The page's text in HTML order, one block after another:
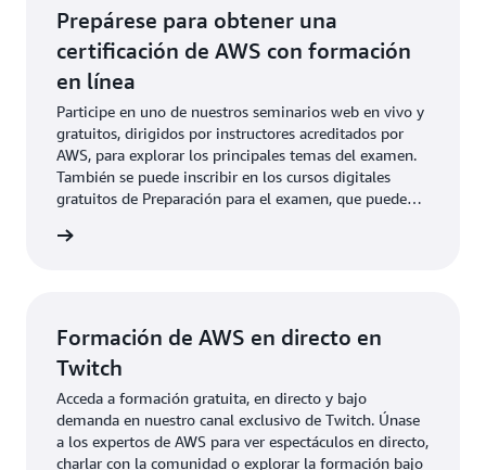
Prepárese para obtener una
certificación de AWS con formación
en línea
Participe en uno de nuestros seminarios web en vivo y
gratuitos, dirigidos por instructores acreditados por
AWS, para explorar los principales temas del examen.
También se puede inscribir en los cursos digitales
gratuitos de Preparación para el examen, que puede
Formación de AWS en directo en
Twitch
Acceda a formación gratuita, en directo y bajo
demanda en nuestro canal exclusivo de Twitch. Únase
a los expertos de AWS para ver espectáculos en directo,
charlar con la comunidad o explorar la formación bajo